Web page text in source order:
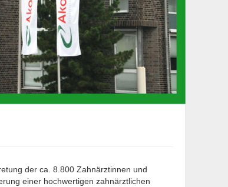
der ca. 8.800 Zahnärztinnen und
einer hochwertigen zahnärztlichen